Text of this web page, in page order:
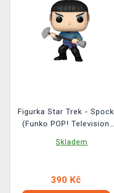
Figurka Star Trek - Spock
(Funko POP! Television
Skladem
390 Kč